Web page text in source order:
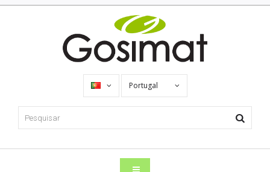
Portugal